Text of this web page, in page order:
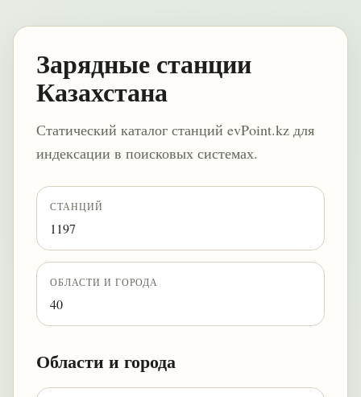
Зарядные станции
Казахстана
Статический каталог станций evPoint.kz для
индексации в поисковых системах.
СТАНЦИЙ
1197
ОБЛАСТИ И ГОРОДА
40
Области и города